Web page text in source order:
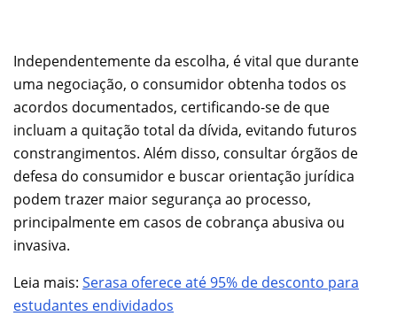
Independentemente da escolha, é vital que durante
uma negociação, o consumidor obtenha todos os
acordos documentados, certificando-se de que
incluam a quitação total da dívida, evitando futuros
constrangimentos. Além disso, consultar órgãos de
defesa do consumidor e buscar orientação jurídica
podem trazer maior segurança ao processo,
principalmente em casos de cobrança abusiva ou
invasiva.
Leia mais: Serasa oferece até 95% de desconto para
estudantes endividados